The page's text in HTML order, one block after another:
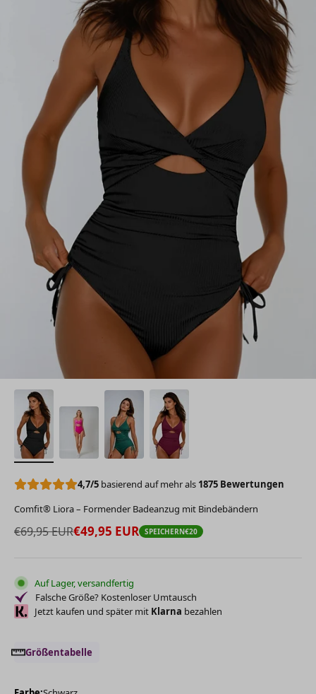
4,7/5 basierend auf mehr als 1875 Bewertungen
Comfit® Liora – Formender Badeanzug mit Bindebändern
SPEICHERN€20
Angebot
€49,95 EUR
Regulärer Preis
€69,95 EUR
Auf Lager, versandfertig
Falsche Größe? Kostenloser Umtausch
Jetzt kaufen und später mit Klarna bezahlen
Größentabelle